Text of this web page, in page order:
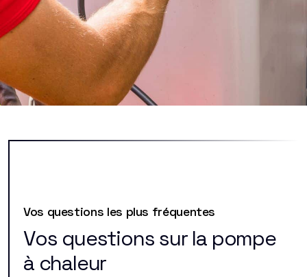
Vos questions les plus fréquentes
Vos questions sur la pompe
à chaleur